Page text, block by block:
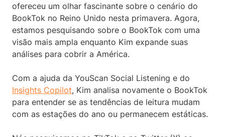
ofereceu um olhar fascinante sobre o cenário do
BookTok no Reino Unido nesta primavera. Agora,
estamos pesquisando sobre o BookTok com uma
visão mais ampla enquanto Kim expande suas
análises para cobrir a América.
Com a ajuda da YouScan Social Listening e do
Insights Copilot, Kim analisa novamente o BookTok
para entender se as tendências de leitura mudam
com as estações do ano ou permanecem estáticas.